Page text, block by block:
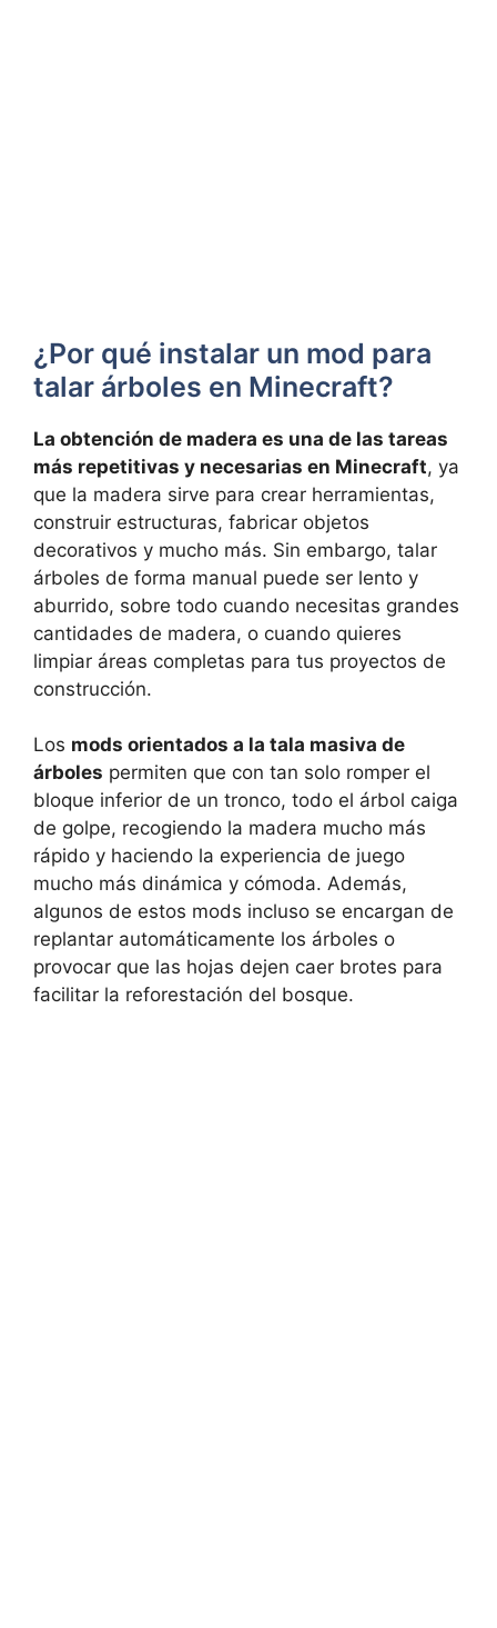
¿Por qué instalar un mod para
talar árboles en Minecraft?
La obtención de madera es una de las tareas
más repetitivas y necesarias en Minecraft, ya
que la madera sirve para crear herramientas,
construir estructuras, fabricar objetos
decorativos y mucho más. Sin embargo, talar
árboles de forma manual puede ser lento y
aburrido, sobre todo cuando necesitas grandes
cantidades de madera, o cuando quieres
limpiar áreas completas para tus proyectos de
construcción.
Los mods orientados a la tala masiva de
árboles permiten que con tan solo romper el
bloque inferior de un tronco, todo el árbol caiga
de golpe, recogiendo la madera mucho más
rápido y haciendo la experiencia de juego
mucho más dinámica y cómoda. Además,
algunos de estos mods incluso se encargan de
replantar automáticamente los árboles o
provocar que las hojas dejen caer brotes para
facilitar la reforestación del bosque.